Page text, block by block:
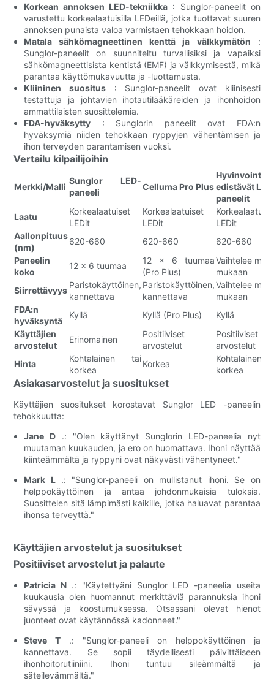
Korkean annoksen LED-tekniikka : Sunglor-paneelit on
varustettu korkealaatuisilla LEDeillä, jotka tuottavat suuren
annoksen punaista valoa varmistaen tehokkaan hoidon.
Matala sähkömagneettinen kenttä ja välkkymätön :
Sunglor-paneelit on suunniteltu turvallisiksi ja vapaiksi
sähkömagneettisista kentistä (EMF) ja välkkymisestä, mikä
parantaa käyttömukavuutta ja -luottamusta.
Kliininen suositus: Sunglor-paneelit ovat kliinisesti
testattuja ja johtavien ihotautilääkäreiden ja ihonhoidon
ammattilaisten suosittelemia.
FDA-hyväksytty : Sunglorin paneelit ovat FDA:n
hyväksymiä niiden tehokkaan ryppyjen vähentämisen ja
ihon terveyden parantamisen vuoksi.
Vertailu kilpailijoihin
Merkki/Malli
Sunglor LED-
paneeli
Celluma Pro Plus
Hyvinvointia
edistävät
paneelit
Laatu
Korkealaatuiset
LEDit
Korkealaatuiset
LEDit
LEDit
Aallonpituus
(nm)
620-660 620-660
620-660
Paneelin
koko
12 x 6 tuumaa
12 x 6 tuumaa
(Pro Plus)
Vaihtelee
mukaan
Siirrettävyys
Paristokäyttöinen,
kannettava
Paristokäyttöinen,
kannettava
Vaihtelee
mukaan
FDA:n
hyväksyntä
Kyllä Kyllä (Pro Plus)
Kyllä
Käyttäjien
arvostelut
Erinomainen
Positiiviset
arvostelut
Positiiviset
arvostelut
Hinta
Kohtalainen tai
korkea
Korkea
Kohtalainen
korkea
Asiakasarvostelut ja suositukset
Käyttäjien suositukset korostavat Sunglor LED -paneelin
tehokkuutta:
Jane D.: "Olen käyttänyt Sunglorin LED-paneelia nyt
muutaman kuukauden, ja ero on huomattava. Ihoni näyttää
kiinteämmältä ja ryppyni ovat näkyvästi vähentyneet."
Mark L.: "Sunglor-paneeli on mullistanut ihoni. Se on
helppokäyttöinen ja antaa johdonmukaisia ​​tuloksia.
Suosittelen sitä lämpimästi kaikille, jotka haluavat parantaa
ihonsa terveyttä."
Käyttäjien arvostelut ja suositukset
Positiiviset arvostelut ja palaute
Patricia N.: "Käytettyäni Sunglor LED -paneelia useita
kuukausia olen huomannut merkittäviä parannuksia ihoni
sävyssä ja koostumuksessa. Otsassani olevat hienot
juonteet ovat käytännössä kadonneet."
Steve T .: "Sunglor-paneeli on helppokäyttöinen ja
kannettava. Se sopii täydellisesti päivittäiseen
ihonhoitorutiiniini. Ihoni tuntuu sileämmältä ja
säteilevämmältä."